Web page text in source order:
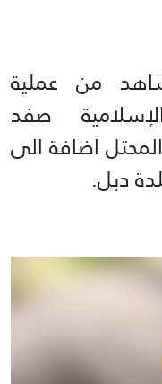
من عملية
صفد
اضافة الى
دبل.